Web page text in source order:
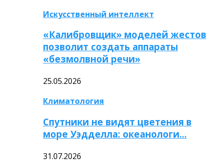
Искусственный интеллект
«Калибровщик» моделей жестов
позволит создать аппараты
«безмолвной речи»
25.05.2026
Климатология
Спутники не видят цветения в
море Уэдделла: океанологи…
31.07.2026